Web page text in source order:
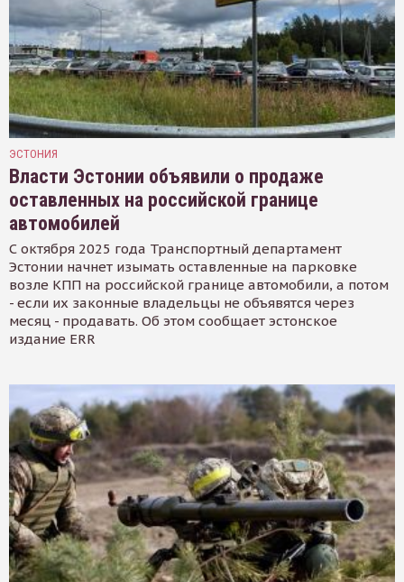
ЭСТОНИЯ
Власти Эстонии объявили о продаже
оставленных на российской границе
автомобилей
С октября 2025 года Транспортный департамент
Эстонии начнет изымать оставленные на парковке
возле КПП на российской границе автомобили, а потом
- если их законные владельцы не объявятся через
месяц - продавать. Об этом сообщает эстонское
издание ERR